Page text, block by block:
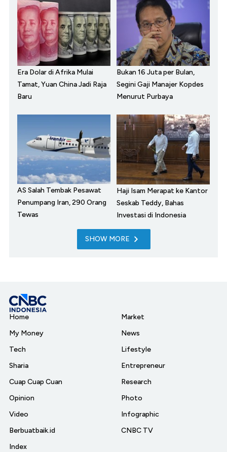
Era Dolar di Afrika Mulai
Tamat, Yuan China Jadi Raja
Baru
Bukan 16 Juta per Bulan,
Segini Gaji Manajer Kopdes
Menurut Purbaya
AS Salah Tembak Pesawat
Penumpang Iran, 290 Orang
Tewas
Haji Isam Merapat ke Kantor
Seskab Teddy, Bahas
Investasi di Indonesia
SHOW MORE
Home
My Money
Tech
Sharia
Cuap Cuap Cuan
Opinion
Video
Berbuatbaik.id
Index
Market
News
Lifestyle
Entrepreneur
Research
Photo
Infographic
CNBC TV